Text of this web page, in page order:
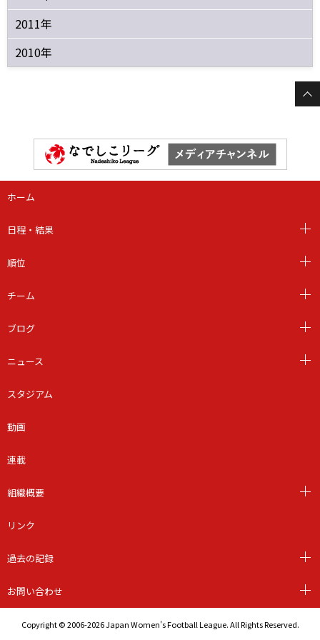
2011年
2010年
ホーム
日程・結果
順位
チーム
ブログ
ニュース
スタジアム
動画
連載
組織概要
リンク
過去の記録
お問い合わせ
Copyright © 2006-2026 Japan Women's Football League. All Rights Reserved.